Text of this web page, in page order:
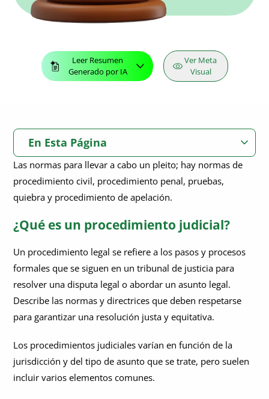
Leer Resumen
Generado por IA
Ver Meta
Visual
En Esta Página
¿Qué es un procedimiento judicial?
¿Cuál es la diferencia entre procedimiento civil y penal?
¿Por qué las normas procesales son esenciales para obtener
resultados jurídicos justos?
¿Qué es el procedimiento de apelación?
¿Cuál es el procedimiento legal para un desahucio?
¿En qué se diferencian los procedimientos de quiebra de otros
¿Cuál es el procedimiento legal para un cheque devuelto?
¿Cuáles son los procedimientos legales de divorcio?
Las normas para llevar a cabo un pleito; hay normas de
procedimiento civil, procedimiento penal, pruebas,
quiebra y procedimiento de apelación.
¿Qué es un procedimiento judicial?
Un procedimiento legal se refiere a los pasos y procesos
formales que se siguen en un tribunal de justicia para
resolver una disputa legal o abordar un asunto legal.
Describe las normas y directrices que deben respetarse
para garantizar una resolución justa y equitativa.
Los procedimientos judiciales varían en función de la
jurisdicción y del tipo de asunto que se trate, pero suelen
incluir varios elementos comunes.